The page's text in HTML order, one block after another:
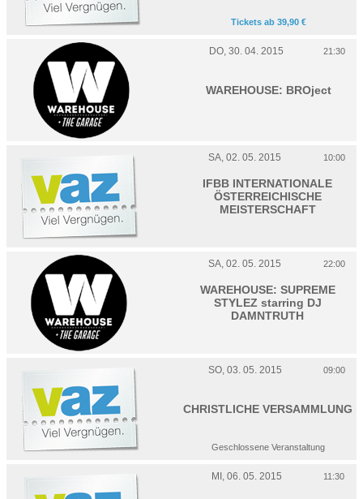
Tickets ab 39,90 €
DO, 30. 04. 2015 21:30
WAREHOUSE: BROject
SA, 02. 05. 2015 10:00
IFBB INTERNATIONALE
ÖSTERREICHISCHE
MEISTERSCHAFT
SA, 02. 05. 2015 22:00
WAREHOUSE: SUPREME
STYLEZ starring DJ
DAMNTRUTH
SO, 03. 05. 2015 09:00
CHRISTLICHE VERSAMMLUNG
Geschlossene Veranstaltung
MI, 06. 05. 2015 11:30